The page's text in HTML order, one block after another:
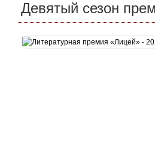
Девятый сезон